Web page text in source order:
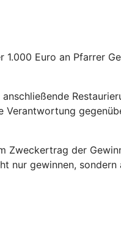
Euro an Pfarrer
der
nur gewinnen,